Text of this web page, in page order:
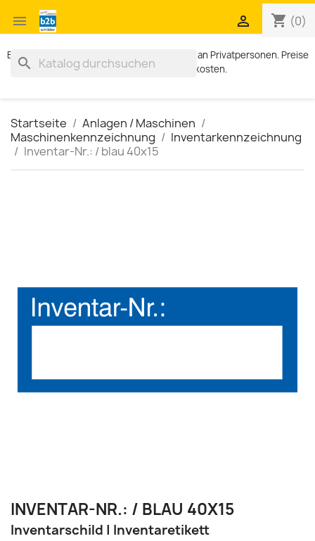
 shopping_cart (0)

Exklusiv für Geschäftskunden. Kein Verkauf an Privatpersonen. Preise
zzgl. MWST und Versandkosten.
search
Startseite
Anlagen / Maschinen
Maschinenkennzeichnung
Inventarkennzeichnung
Inventar-Nr.: / blau 40x15
INVENTAR-NR.: / BLAU 40X15
Inventarschild | Inventaretikett